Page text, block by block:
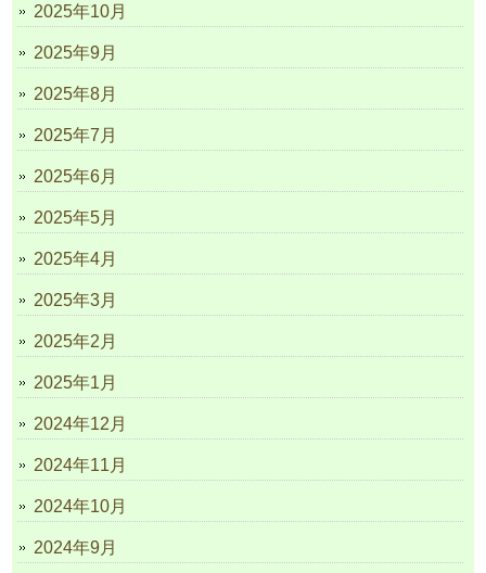
2025年10月
2025年9月
2025年8月
2025年7月
2025年6月
2025年5月
2025年4月
2025年3月
2025年2月
2025年1月
2024年12月
2024年11月
2024年10月
2024年9月